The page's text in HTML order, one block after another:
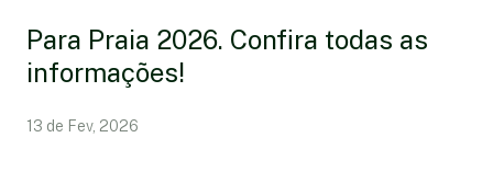
Para Praia 2026. Confira todas as
informações!
13 de Fev, 2026